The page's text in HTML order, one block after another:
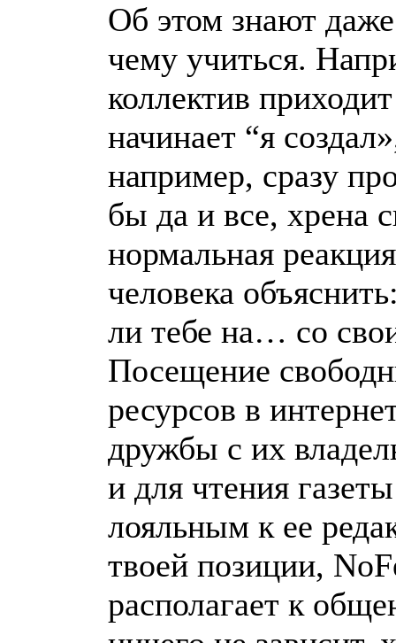
Об этом знают
чему учиться.
коллектив
начинает “я
например, сразу
бы да и все, хрена
нормальная
человека
ли тебе на… со
Посещение
ресурсов в
дружбы с их
и для чтения
лояльным к ее
твоей позиции,
располагает к